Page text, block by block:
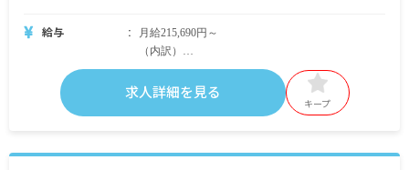
給与
月給215,690円～
（内訳）
基本給 172,800円～
特殊業務手当 7,800円
求人詳細を見る
キープ